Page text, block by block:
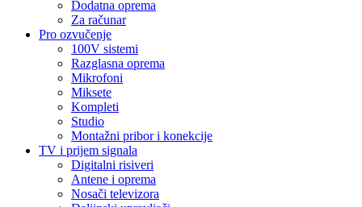
Dodatna oprema
Za računar
Pro ozvučenje
100V sistemi
Razglasna oprema
Mikrofoni
Miksete
Kompleti
Studio
Montažni pribor i konekcije
TV i prijem signala
Digitalni risiveri
Antene i oprema
Nosači televizora